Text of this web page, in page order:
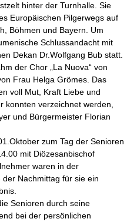
hinter der Turnhalle. Sie
Europäischen Pilgerwegs auf
Böhmen und Bayern. Um
Schlussandacht mit
Dekan Dr.Wolfgang Bub statt.
der Chor „La Nuova“ von
Frau Helga Grömes. Das
voll Mut, Kraft Liebe und
konnten verzeichnet werden,
und Bürgermeister Florian
zum Tag der Senioren
mit Diözesanbischof
waren in der
Nachmittag für sie ein
Senioren durch seine
bei der persönlichen